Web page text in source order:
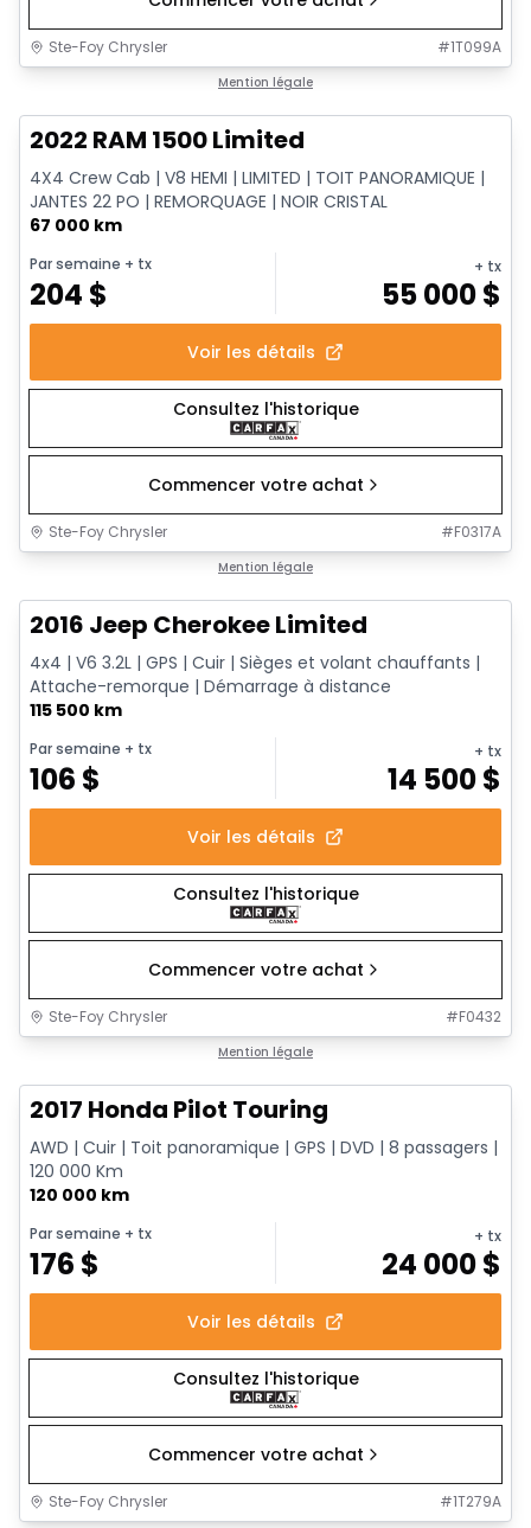
Ste-Foy Chrysler #1T099A
Mention légale
2022 RAM 1500 Limited
4X4 Crew Cab | V8 HEMI | LIMITED | TOIT PANORAMIQUE |
JANTES 22 PO | REMORQUAGE | NOIR CRISTAL
67 000 km
Par semaine + tx
204 $
+ tx
55 000$
Voir les détails
Consultez l'historique
Commencer votre achat
Ste-Foy Chrysler #F0317A
Mention légale
2016 Jeep Cherokee Limited
4x4 | V6 3.2L | GPS | Cuir | Sièges et volant chauffants |
Attache-remorque | Démarrage à distance
115 500 km
Par semaine + tx
106 $
+ tx
14 500$
Voir les détails
Consultez l'historique
Commencer votre achat
Ste-Foy Chrysler #F0432
Mention légale
2017 Honda Pilot Touring
AWD | Cuir | Toit panoramique | GPS | DVD | 8 passagers |
120 000 Km
120 000 km
Par semaine + tx
176 $
+ tx
24 000$
Voir les détails
Consultez l'historique
Commencer votre achat
Ste-Foy Chrysler #1T279A